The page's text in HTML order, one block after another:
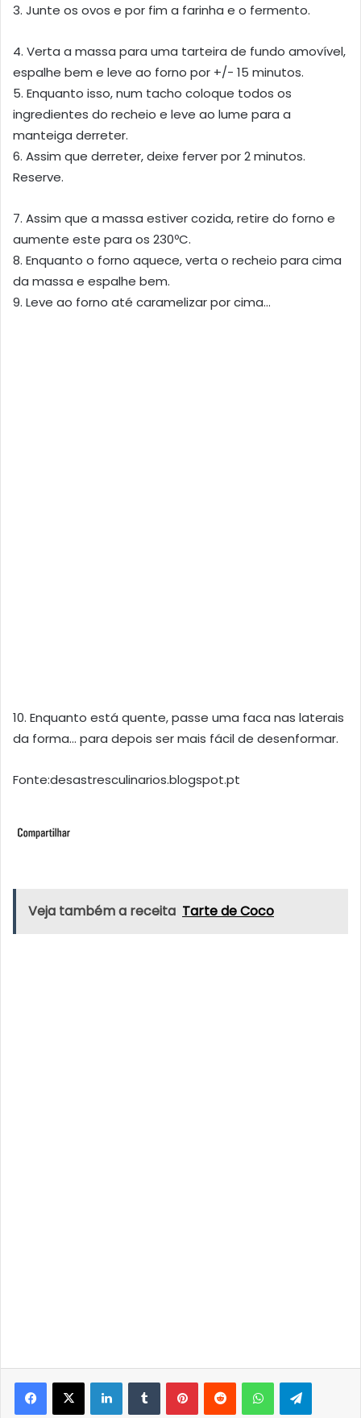
3. Junte os ovos e por fim a farinha e o fermento.
4. Verta a massa para uma tarteira de fundo amovível,
espalhe bem e leve ao forno por +/- 15 minutos.
5. Enquanto isso, num tacho coloque todos os
ingredientes do recheio e leve ao lume para a
manteiga derreter.
6. Assim que derreter, deixe ferver por 2 minutos.
Reserve.
7. Assim que a massa estiver cozida, retire do forno e
aumente este para os 230ºC.
8. Enquanto o forno aquece, verta o recheio para cima
da massa e espalhe bem.
9. Leve ao forno até caramelizar por cima…
10. Enquanto está quente, passe uma faca nas laterais
da forma… para depois ser mais fácil de desenformar.
Fonte:desastresculinarios.blogspot.pt
Veja também a receita Tarte de Coco
LinkedInTumblrPinterestReddit WhatsApp